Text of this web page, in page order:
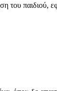
παιδιού,